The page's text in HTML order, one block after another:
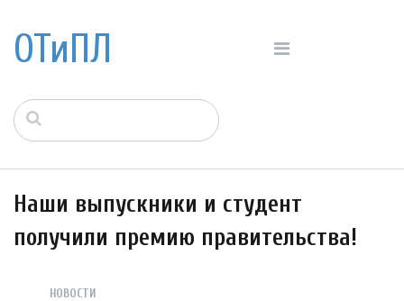
ОТиПЛ
Наши выпускники и студент
получили премию правительства!
НОВОСТИ